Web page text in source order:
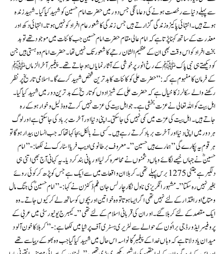
سے پہلے دنیا سے رخصت ہونے کی دعا مانگی جس دور میں حضرت امام حسین کو شہید کیا گیا۔شہید زندہ
ہوتے ہیں۔ انتہائی پاکیزہ زندگی گزارتے ہیں جس زندگی کا شعورعام افرادکو نہیں ہوتا ۔ انتہائی دکھ اور
معذرت کے ساتھ کہنا پڑتا ہے کہ امام عالی مقام حضرت امام حسین جب کائنات میں موجود تھے تو بد
بخت افراد کو اس وقت بھی ان کے عظیم الشان رتبے کا شعور تک نہیں تھا ۔حضرت امام وہ ہستی ہیں جن
کو دیکھتے ہی نبی پاک ﷺ کے رخ انور پر خوشی کے آثار نمایا ں ہوجاتے تھے۔ پیغمبر آخرالزماں ﷺ
کے فرمان کا مفہوم ہے کہ:”حضرت علی کو کائنا ت کا بدترین شخص شہید کرے گا۔اسلامی تاریخ پر نظر
رکھنے والے سکالرز کا خیال ہے کہ حضرت علی کے شہزادوں کو تاریخ کے بدترین دور میں شہید کیا گیا۔
اہل بیت کو اللہ تعالی نے عزت بخشی ہے۔ جو اہل بیت کی عزت نہیں کرتے وہ ذلیل و خوار ہو کے رہ
جاتے ہیں ۔ اہل بیت کی عزت میں کمی نہیں کی جا سکتی۔ اپنی دنیا اور آخرت برباد کی جا سکتی ہے اور لوگ
ہر دور میں اپنی دنیا اور آخرت بربادکرتے رہے ہیں۔کسی نے بالکل بجا کہا تھا کہ جب انسان بیدار ہو گا تو
ہر قوم یہ پکارے گی ” ہمارے ہیں حسین”۔ معروف برطانوی ادیب فریا اسٹارک نے لکھا:-” امام
حسینؓ نے جہاں خیمے لگائے وہاں دشمنوں نے محاصرہ کر لیا اور پانی بند کر دیا۔ یہ کہانی آج بھی اتنی ہی
دلگیر ہے جتنی 1275 برس پہلے تھی۔ کربلا ان واقعات میں سے ایک ہے جس کو پڑھ کر کوئی روئے
بغیر نہیں رہ سکتا”۔مشہور انگریزی ناول نگار چارلس جان ہفم ڈکنزن نے کہا:-” امام حسینؓ کی جنگ مال
و متاع اور اقتدار کے لئے نہیں تھی اگر ایسا ہوتا تو وہ خواتین اور بچوں کو ساتھ لے کر کیوں جاتے ۔ وہ
ایک مقصد کے لئے کربلا گئے۔ اور ان کی قربانی اسلام کے لئے تھی”۔کیمبرج یونیورسٹی میں عربی کے
پروفیسر ایڈورڈ جی برائون کے حوالے سے لٹریری ہسٹری آف پرشیا میں لکھا ہے:-” کربلا کا خون آلود
میدان یاد دلاتا ہے کہ وہاں خدا کے پیغمبرؐ کا نواسہ اس حال میں شہید کیا گیا جب وہ بھوکے،پیاسے تھے